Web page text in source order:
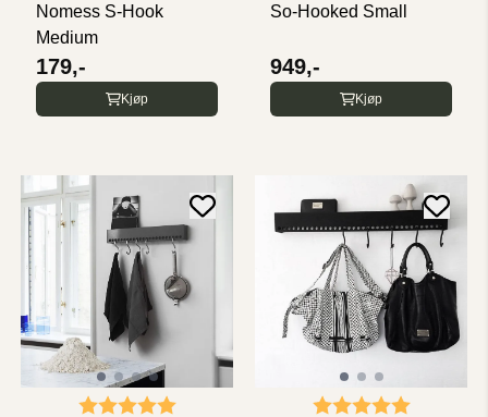
Nomess S-Hook
Medium
179,-
Kjøp
So-Hooked Small
949,-
Kjøp
Karakter: 5.0 av 5 mulige Karakter: 5.0 av 5